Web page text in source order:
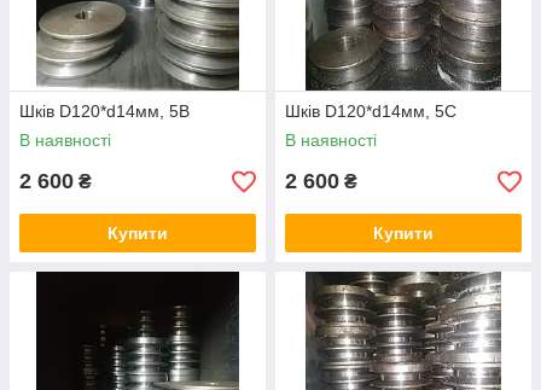
Шків D120*d14мм, 5В
В наявності
2 600 ₴
Купити
Шків D120*d14мм, 5С
В наявності
2 600 ₴
Купити